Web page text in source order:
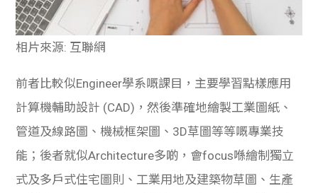
相片來源: 互聯網
前者比較似Engineer學系嘅課目，主要學習點樣應用
計算機輔助設計 (CAD)，然後準確地繪製工業圖紙、
管道及線路圖、機械框架圖、3D草圖等等嘅專業技
能；後者就似Architecture多啲，會focus喺繪制獨立
式及多戶式住宅圖則、工業用地及建築物草圖、生產